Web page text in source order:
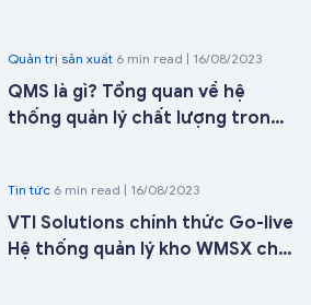
Quản trị sản xuất 6 min read | 16/08/2023
QMS là gì? Tổng quan về hệ
thống quản lý chất lượng trong
Tin tức 6 min read | 16/08/2023
VTI Solutions chính thức Go-live
Hệ thống quản lý kho WMSX cho